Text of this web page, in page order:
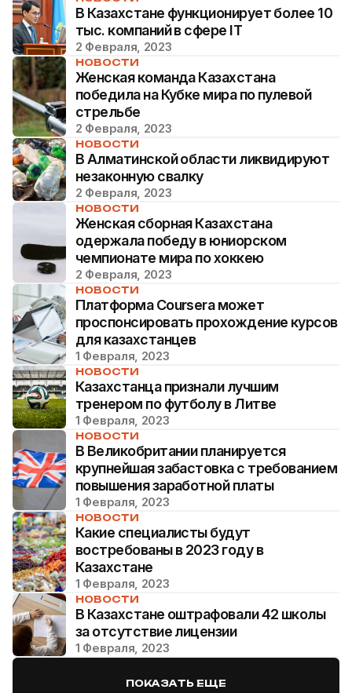
В Казахстане функционирует более 10
тыс. компаний в сфере IT
2 Февраля, 2023
НОВОСТИ
Женская команда Казахстана
победила на Кубке мира по пулевой
стрельбе
2 Февраля, 2023
НОВОСТИ
В Алматинской области ликвидируют
незаконную свалку
2 Февраля, 2023
НОВОСТИ
Женская сборная Казахстана
одержала победу в юниорском
чемпионате мира по хоккею
2 Февраля, 2023
НОВОСТИ
Платформа Coursera может
проспонсировать прохождение курсов
для казахстанцев
1 Февраля, 2023
НОВОСТИ
Казахстанца признали лучшим
тренером по футболу в Литве
1 Февраля, 2023
НОВОСТИ
В Великобритании планируется
крупнейшая забастовка с требованием
повышения заработной платы
1 Февраля, 2023
НОВОСТИ
Какие специалисты будут
востребованы в 2023 году в
Казахстане
1 Февраля, 2023
НОВОСТИ
В Казахстане оштрафовали 42 школы
за отсутствие лицензии
1 Февраля, 2023
ПОКАЗАТЬ ЕЩЕ